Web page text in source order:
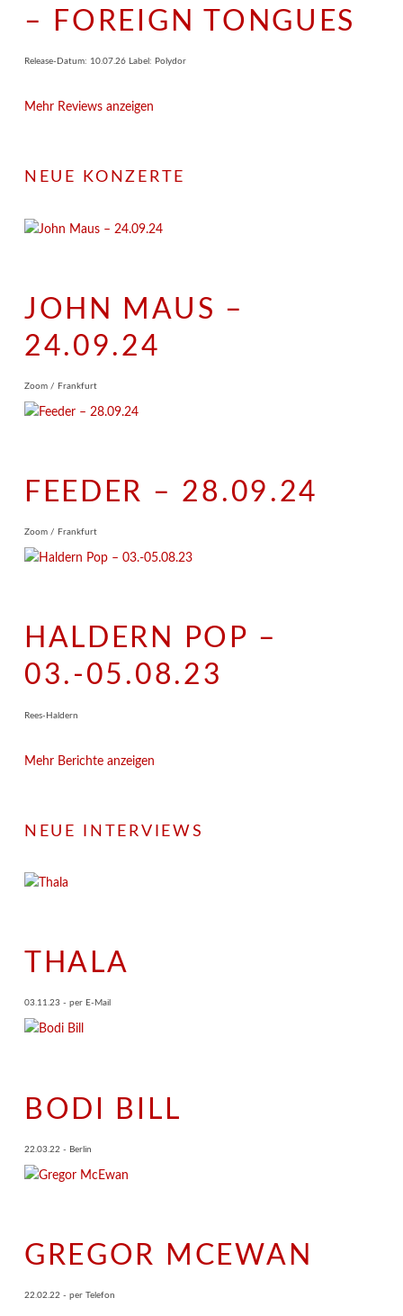
– FOREIGN TONGUES
Release-Datum: 10.07.26 Label: Polydor
Mehr Reviews anzeigen
NEUE KONZERTE
JOHN MAUS –
24.09.24
Zoom / Frankfurt
FEEDER – 28.09.24
Zoom / Frankfurt
HALDERN POP –
03.-05.08.23
Rees-Haldern
Mehr Berichte anzeigen
NEUE INTERVIEWS
THALA
03.11.23 - per E-Mail
BODI BILL
22.03.22 - Berlin
GREGOR MCEWAN
22.02.22 - per Telefon